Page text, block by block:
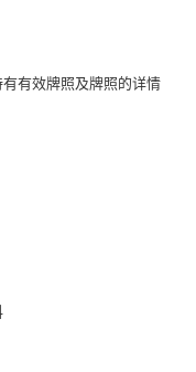
有效牌照及牌照的详情